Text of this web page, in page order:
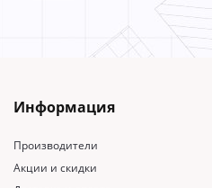
Информация
Производители
Акции и скидки